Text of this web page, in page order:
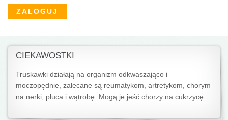
CIEKAWOSTKI
Truskawki działają na organizm odkwaszająco i
moczopędnie, zalecane są reumatykom, artretykom, chorym
na nerki, płuca i wątrobę. Mogą je jeść chorzy na cukrzycę